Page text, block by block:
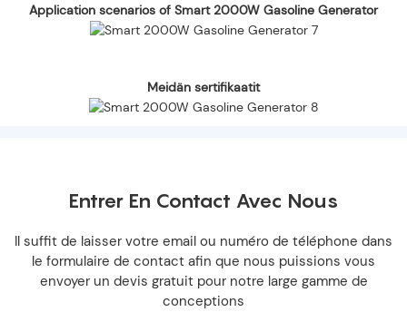
Application scenarios of Smart 2000W Gasoline Generator
Meidän sertifikaatit
Entrer En Contact Avec Nous
Il suffit de laisser votre email ou numéro de téléphone dans
le formulaire de contact afin que nous puissions vous
envoyer un devis gratuit pour notre large gamme de
conceptions